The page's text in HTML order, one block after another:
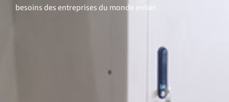
besoins des entreprises du monde entier.